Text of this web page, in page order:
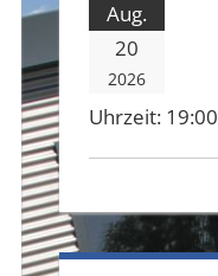
Aug.
20
2026
Uhrzeit: 19:00